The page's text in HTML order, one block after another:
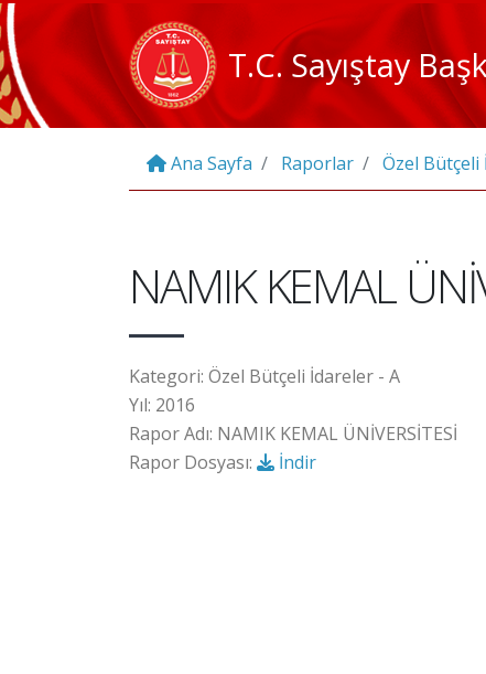
T.C. Sayıştay
Ana Sayfa Raporlar Özel Bütçeli
NAMIK KEMAL
Kategori: Özel Bütçeli İdareler - A
Yıl: 2016
Rapor Adı: NAMIK KEMAL ÜNİVERSİTESİ
Rapor Dosyası:
İndir